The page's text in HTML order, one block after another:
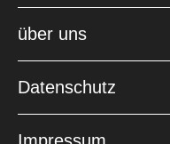
über uns
Datenschutz